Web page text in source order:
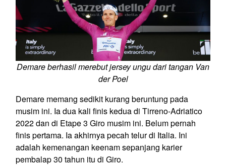
Demare berhasil merebut jersey ungu dari tangan Van
der Poel
Demare memang sedikit kurang beruntung pada
musim ini. Ia dua kali finis kedua di Tirreno-Adriatico
2022 dan di Etape 3 Giro musim ini. Belum pernah
finis pertama. Ia akhirnya pecah telur di Italia. Ini
adalah kemenangan keenam sepanjang karier
pembalap 30 tahun itu di Giro.